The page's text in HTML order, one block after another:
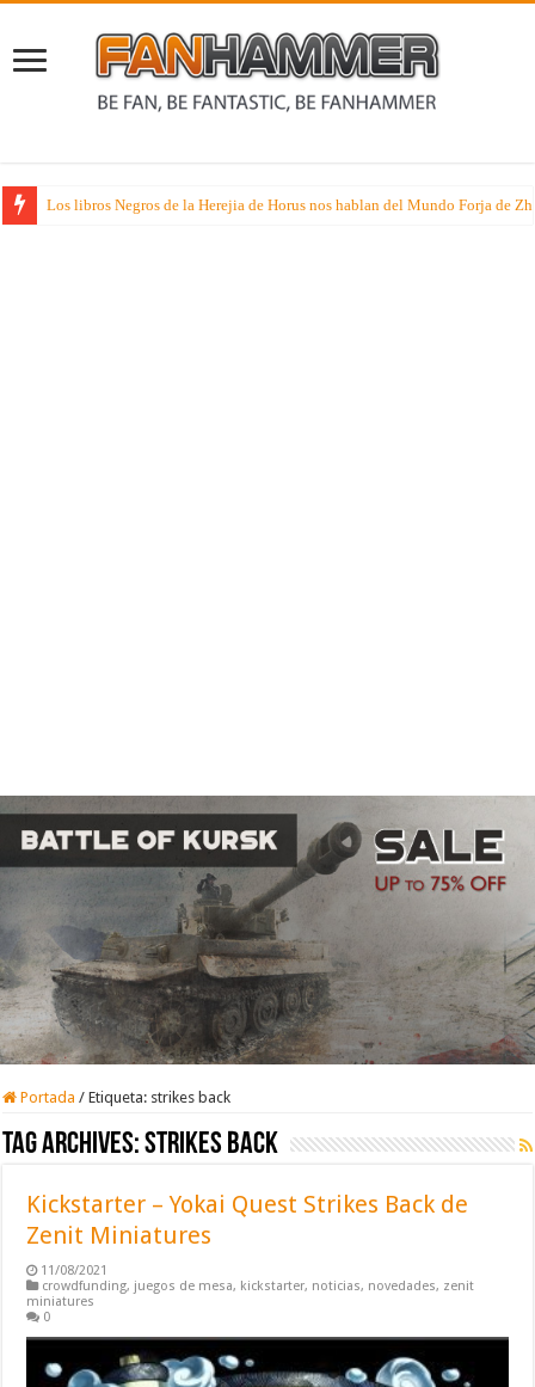
Los libros Negros de la Herejia de Horus nos hablan del Mundo Forja de
Portada / Etiqueta: strikes back
Tag Archives:strikes back
Kickstarter – Yokai Quest Strikes Back de
Zenit Miniatures
11/08/2021
crowdfunding, juegos de mesa, kickstarter, noticias, novedades, zenit
miniatures
0